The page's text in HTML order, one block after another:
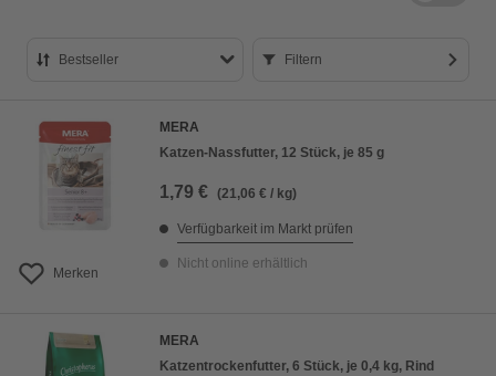
Bestseller
Preis aufsteigend
Preis absteigend
Bewertung
Filtern
Merken
MERA
Katzen-Nassfutter, 12 Stück, je 85 g
1,79 € (21,06 € / kg)
Verfügbarkeit im Markt prüfen
Nicht online erhältlich
MERA
Katzentrockenfutter, 6 Stück, je 0,4 kg, Rind